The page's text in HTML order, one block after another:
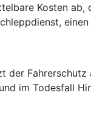
Kosten ab,
im Todesfall